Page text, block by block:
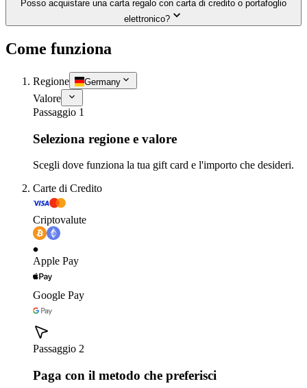
Posso acquistare una carta regalo con carta di credito o portafoglio
elettronico?
Come funziona
Regione Germany
Valore
Passaggio 1
Seleziona regione e valore
Scegli dove funziona la tua gift card e l'importo che desideri.
Carte di Credito
Criptovalute
Apple Pay
Google Pay
Passaggio 2
Paga con il metodo che preferisci